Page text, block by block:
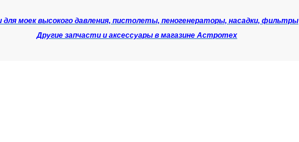
для моек высокого давления, пистолеты, пеногенераторы, насадки, фильтры
Другие запчасти и аксессуары в магазине Астротех